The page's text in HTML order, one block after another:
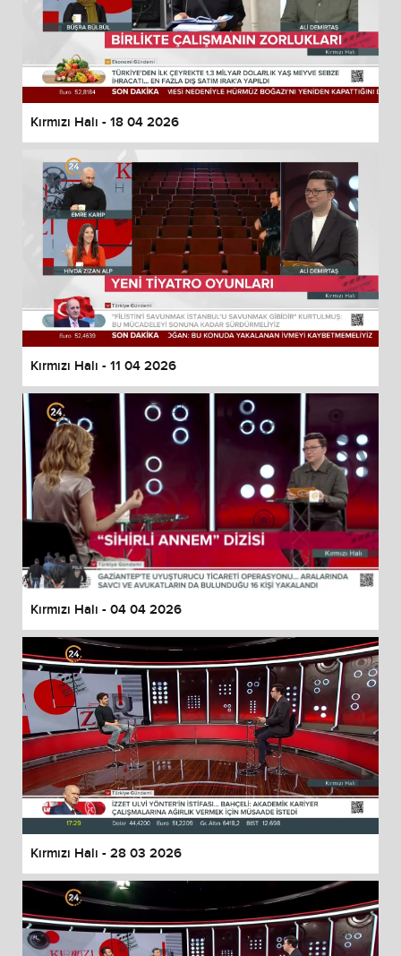
Kırmızı Halı - 18 04 2026
Kırmızı Halı - 11 04 2026
Kırmızı Halı - 04 04 2026
Kırmızı Halı - 28 03 2026